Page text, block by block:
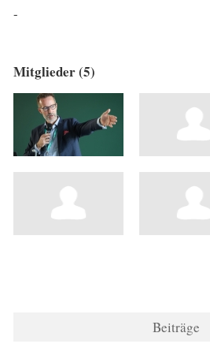
-
Mitglieder (5)
Beiträge